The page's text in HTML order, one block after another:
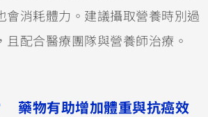
會消耗體力。建議攝取營養時別過
且配合醫療團隊與營養師治療。
藥物有助增加體重與抗癌效